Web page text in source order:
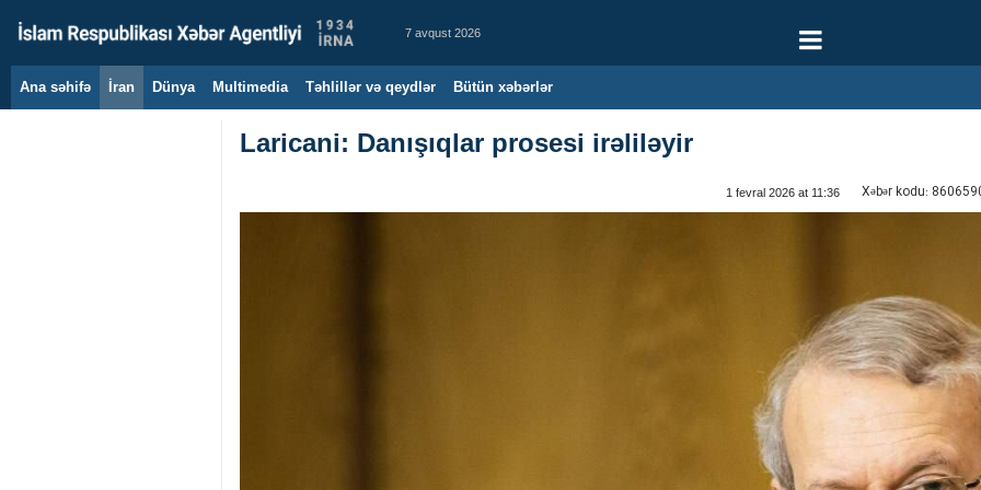
7 avqust 2026
Ana səhifə İran Dünya Multimedia Təhlillər və qeydlər Bütün xəbərlər
Laricani: Danışıqlar prosesi irəliləyir
1 fevral 2026 at 11:36 Xəbər kodu: